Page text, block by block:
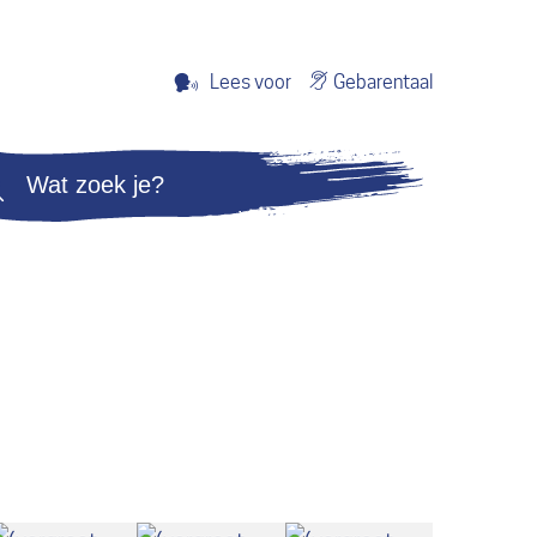
Gebarentaal
Lees voor
Zoeken